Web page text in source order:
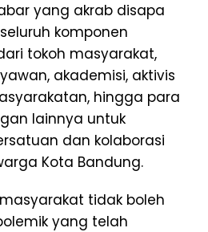
yang akrab disapa
komponen
tokoh masyarakat,
akademisi, aktivis
hingga para
lainnya untuk
dan kolaborasi
Kota Bandung.
tidak boleh
yang telah